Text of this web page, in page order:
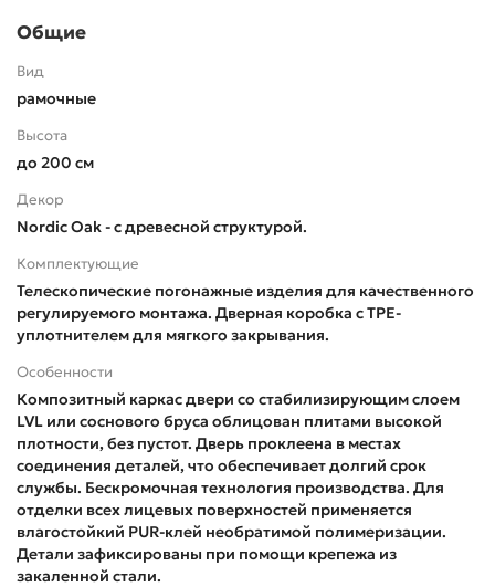
Общие
Вид
рамочные
Высота
до 200 см
Декор
Nordic Oak - с древесной структурой.
Комплектующие
Телескопические погонажные изделия для качественного
регулируемого монтажа. Дверная коробка с TPE-
уплотнителем для мягкого закрывания.
Особенности
Композитный каркас двери со стабилизирующим слоем
LVL или соснового бруса облицован плитами высокой
плотности, без пустот. Дверь проклеена в местах
соединения деталей, что обеспечивает долгий срок
службы. Бескромочная технология производства. Для
отделки всех лицевых поверхностей применяется
влагостойкий PUR-клей необратимой полимеризации.
Детали зафиксированы при помощи крепежа из
закаленной стали.